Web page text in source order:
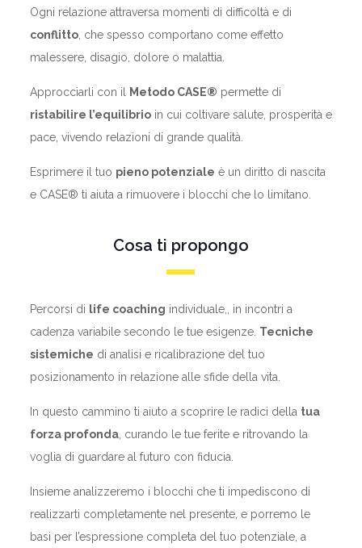
Ogni relazione attraversa momenti di difficoltà e di
conflitto, che spesso comportano come effetto
malessere, disagio, dolore o malattia.
Approcciarli con il Metodo CASE® permette di
ristabilire l’equilibrioin cui coltivare salute, prosperità e
pace, vivendo relazioni di grande qualità.
Esprimere il tuo pieno potenziale è un diritto di nascita
e CASE® ti aiuta a rimuovere i blocchi che lo limitano.
Cosa ti propongo
Percorsi di life coaching individuale,, in incontri a
cadenza variabile secondo le tue esigenze. Tecniche
sistemiche di analisi e ricalibrazione del tuo
posizionamento in relazione alle sfide della vita.
In questo cammino ti aiuto a scoprire le radici della tua
forza profonda, curando le tue ferite e ritrovando la
voglia di guardare al futuro con fiducia.
Insieme analizzeremo i blocchi che ti impediscono di
realizzarti completamente nel presente, e porremo le
basi per l’espressione completa del tuo potenziale, a